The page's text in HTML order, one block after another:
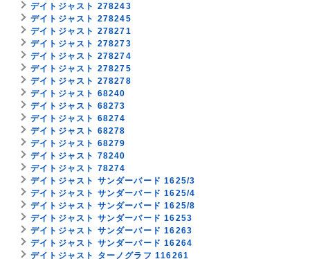
デイトジャスト 278243
デイトジャスト 278245
デイトジャスト 278271
デイトジャスト 278273
デイトジャスト 278274
デイトジャスト 278275
デイトジャスト 278278
デイトジャスト 68240
デイトジャスト 68273
デイトジャスト 68274
デイトジャスト 68278
デイトジャスト 68279
デイトジャスト 78240
デイトジャスト 78274
デイトジャスト サンダーバード 1625/3
デイトジャスト サンダーバード 1625/4
デイトジャスト サンダーバード 1625/8
デイトジャスト サンダーバード 16253
デイトジャスト サンダーバード 16263
デイトジャスト サンダーバード 16264
デイトジャスト ターノグラフ 116261